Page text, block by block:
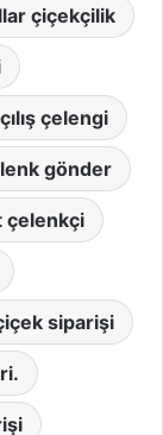
çiçekçilik
çelengi
gönder
çelenkçi
siparişi